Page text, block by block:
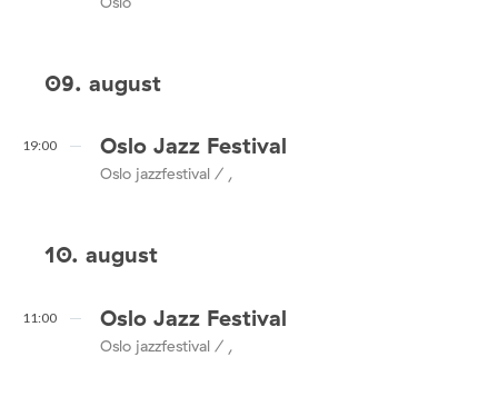
09. august
19:00 Oslo Jazz Festival
Oslo jazzfestival / ,
10. august
11:00 Oslo Jazz Festival
Oslo jazzfestival / ,